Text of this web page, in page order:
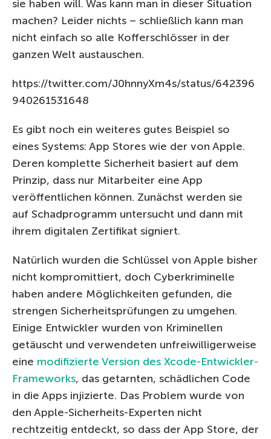
sie haben will. Was kann man in dieser Situation
machen? Leider nichts – schließlich kann man
nicht einfach so alle Kofferschlösser in der
ganzen Welt austauschen.
https://twitter.com/J0hnnyXm4s/status/642396
940261531648
Es gibt noch ein weiteres gutes Beispiel so
eines Systems: App Stores wie der von Apple.
Deren komplette Sicherheit basiert auf dem
Prinzip, dass nur Mitarbeiter eine App
veröffentlichen können. Zunächst werden sie
auf Schadprogramm untersucht und dann mit
ihrem digitalen Zertifikat signiert.
Natürlich wurden die Schlüssel von Apple bisher
nicht kompromittiert, doch Cyberkriminelle
haben andere Möglichkeiten gefunden, die
strengen Sicherheitsprüfungen zu umgehen.
Einige Entwickler wurden von Kriminellen
getäuscht und verwendeten unfreiwilligerweise
eine modifizierte Version des Xcode-Entwickler-
Frameworks, das getarnten, schädlichen Code
in die Apps injizierte. Das Problem wurde von
den Apple-Sicherheits-Experten nicht
rechtzeitig entdeckt, so dass der App Store, der